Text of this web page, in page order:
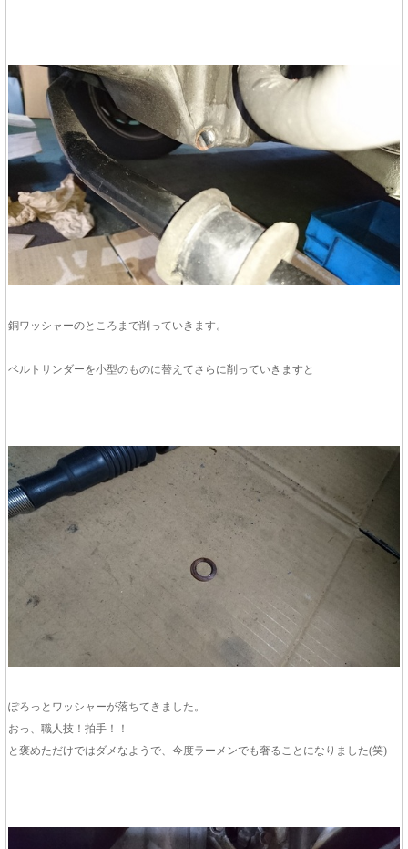
銅ワッシャーのところまで削っていきます。
ベルトサンダーを小型のものに替えてさらに削っていきますと
ぽろっとワッシャーが落ちてきました。
おっ、職人技！拍手！！
と褒めただけではダメなようで、今度ラーメンでも奢ることになりました(笑)